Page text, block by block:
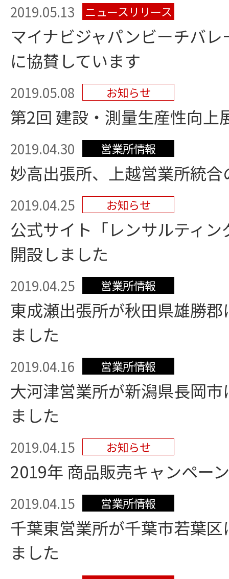
2019.05.13 ニュースリリース
マイナビジャパンビーチバ
に協賛しています
2019.05.08 お知らせ
第2回 建設・測量生産性向
2019.04.30 営業所情報
妙高出張所、上越営業所統合
2019.04.25 お知らせ
公式サイト「レンサルティ
開設しました
2019.04.25 営業所情報
東成瀬出張所が秋田県雄勝
ました
2019.04.16 営業所情報
大河津営業所が新潟県長岡
ました
2019.04.15 お知らせ
2019年 商品販売キャンペー
2019.04.15 営業所情報
千葉東営業所が千葉市若葉
ました